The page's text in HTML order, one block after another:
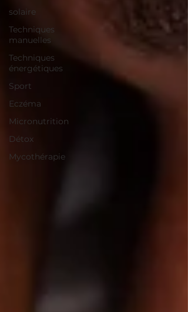
solaire
Techniques
manuelles
Techniques
énergétiques
Sport
Eczéma
Micronutrition
Détox
Mycothérapie